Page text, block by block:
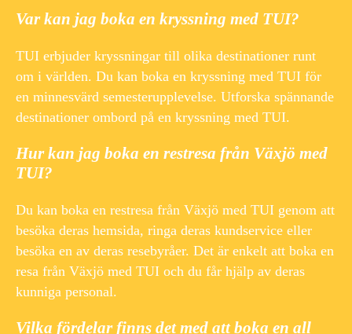
Var kan jag boka en kryssning med TUI?
TUI erbjuder kryssningar till olika destinationer runt
om i världen. Du kan boka en kryssning med TUI för
en minnesvärd semesterupplevelse. Utforska spännande
destinationer ombord på en kryssning med TUI.
Hur kan jag boka en restresa från Växjö med
TUI?
Du kan boka en restresa från Växjö med TUI genom att
besöka deras hemsida, ringa deras kundservice eller
besöka en av deras resebyråer. Det är enkelt att boka en
resa från Växjö med TUI och du får hjälp av deras
kunniga personal.
Vilka fördelar finns det med att boka en all